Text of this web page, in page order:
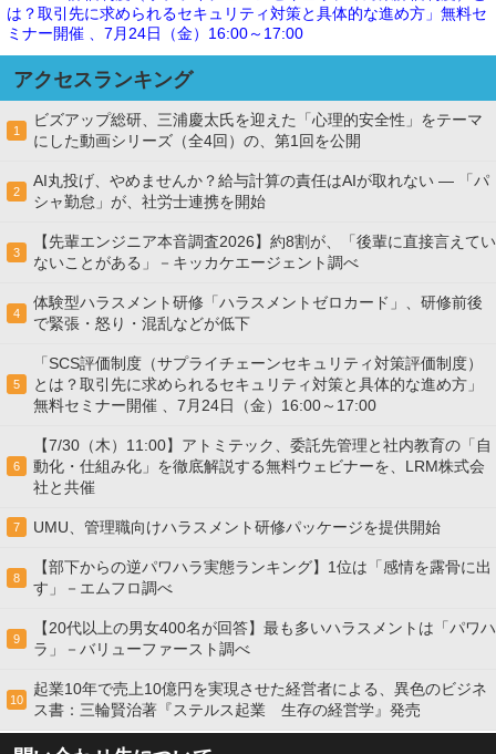
は？取引先に求められるセキュリティ対策と具体的な進め方」無料セ
ミナー開催 、7月24日（金）16:00～17:00
アクセスランキング
1
ビズアップ総研、三浦慶太氏を迎えた「心理的安全性」をテーマ
にした動画シリーズ（全4回）の、第1回を公開
2
AI丸投げ、やめませんか？給与計算の責任はAIが取れない ― 「パ
シャ勤怠」が、社労士連携を開始
3
【先輩エンジニア本音調査2026】約8割が、「後輩に直接言えてい
ないことがある」－キッカケエージェント調べ
4
体験型ハラスメント研修「ハラスメントゼロカード」、研修前後
で緊張・怒り・混乱などが低下
5
「SCS評価制度（サプライチェーンセキュリティ対策評価制度）
とは？取引先に求められるセキュリティ対策と具体的な進め方」
無料セミナー開催 、7月24日（金）16:00～17:00
6
【7/30（木）11:00】アトミテック、委託先管理と社内教育の「自
動化・仕組み化」を徹底解説する無料ウェビナーを、LRM株式会
社と共催
7 UMU、管理職向けハラスメント研修パッケージを提供開始
8
【部下からの逆パワハラ実態ランキング】1位は「感情を露骨に出
す」－エムフロ調べ
9
【20代以上の男女400名が回答】最も多いハラスメントは「パワハ
ラ」－バリューファースト調べ
10
起業10年で売上10億円を実現させた経営者による、異色のビジネ
ス書：三輪賢治著『ステルス起業 生存の経営学』発売